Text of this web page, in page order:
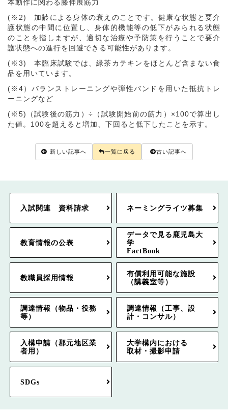
本動作に関わる膝伸展筋力
(※ 2) 加齢による身体の衰えのことです。健康な状態と要介
護状態の中間に位置し、身体的機能等の低下がみられる状態
のことを指しますが、適切な治療や予防策を行うことで要介
護状態への進行を回避できる可能性があります。
(※ 3)本臨床試験では、緑茶カテキンをほとんど含まない食
品を用いています。
(※ 4）バランストレーニングや弾性バンドを用いた抵抗トレ
ーニングなど
(※ 5) （試験後の筋力）÷（試験開始前の筋力）×100で算出し
た値。 100を超えると増加、下回ると低下したことを示す。
新しい記事へ 一覧に戻る 古い記事へ
入試関連 資料請求 ネーミングライツ募集
教育情報の公表
データで見る鹿児島大
学
FactBook
教職員採用情報
有償利用可能な施設
（講義室等）
調達情報（物品・役務
等）
調達情報（工事、設
計・コンサル）
入構申請（郡元地区業
者用）
大学構内における
取材・撮影申請
SDGs